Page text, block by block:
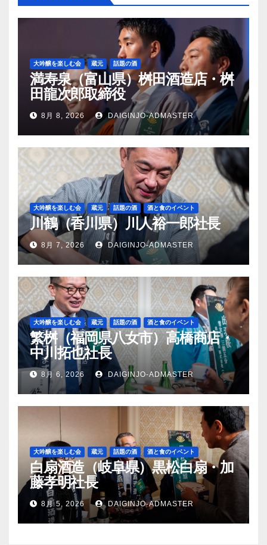
大吟醸を楽しむ会 蔵元 話題の酒
満寿泉（富山県）桝田酒造店・桝
田龍次郎取締役
8月 8, 2026 DAIGINJO-ADMASTER
大吟醸を楽しむ会 蔵元 話題の酒 酒と食のイベント
川鶴（香川県）川人裕一郎社長
8月 7, 2026 DAIGINJO-ADMASTER
大吟醸を楽しむ会 蔵元 話題の酒 酒と食のイベント
繁桝（福岡県八女市）高橋商店・
中川拓也社長
8月 6, 2026 DAIGINJO-ADMASTER
大吟醸を楽しむ会 蔵元 話題の酒 酒と食のイベント
白扇酒造（岐阜県）黒松白扇・加
藤孝明社長
8月 5, 2026 DAIGINJO-ADMASTER